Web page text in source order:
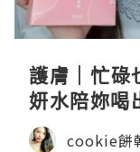
護膚｜忙碌
妍水陪妳喝
cookie餅